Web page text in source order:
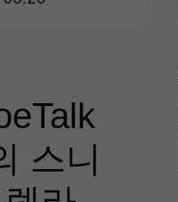
스니